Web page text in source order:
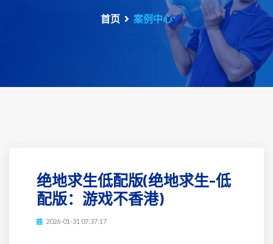
首页 案例中心
绝地求生低配版(绝地求生-低
配版：游戏不香港)
2026-01-31 07:37:17